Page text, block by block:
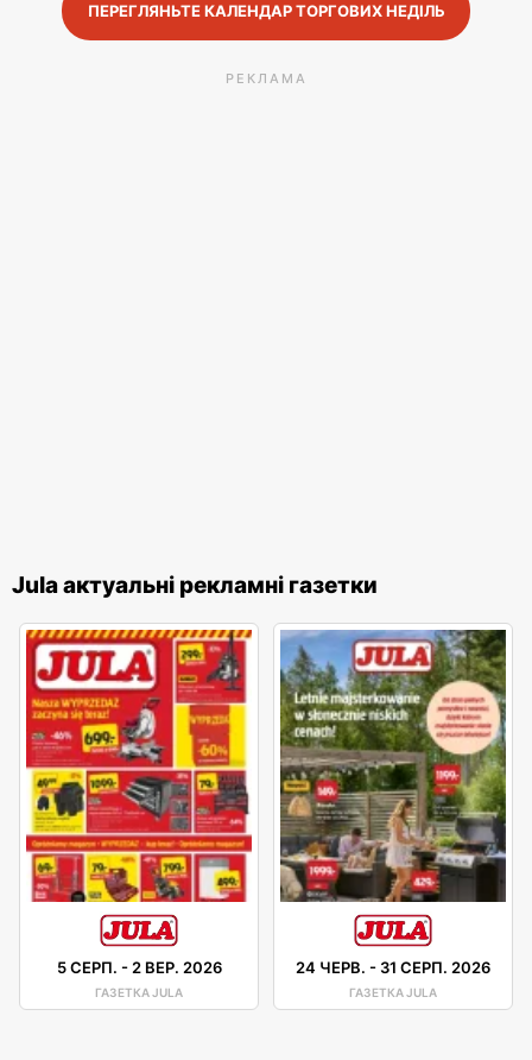
ПЕРЕГЛЯНЬТЕ КАЛЕНДАР ТОРГОВИХ НЕДІЛЬ
РЕКЛАМА
Jula актуальні рекламні газетки
5 СЕРП. -2 ВЕР. 2026
ГАЗЕТКА JULA
24 ЧЕРВ. - 31 СЕРП. 2026
ГАЗЕТКА JULA